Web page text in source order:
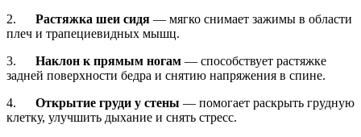
2. Растяжка шеи сидя — мягко снимает зажимы в области
плеч и трапециевидных мышц.
3. Наклон к прямым ногам — способствует растяжке
задней поверхности бедра и снятию напряжения в спине.
4. Открытие груди у стены — помогает раскрыть грудную
клетку, улучшить дыхание и снять стресс.